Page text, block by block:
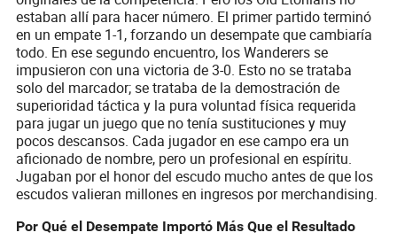
estaban allí para hacer número. El primer partido terminó
en un empate 1-1, forzando un desempate que cambiaría
todo. En ese segundo encuentro, los Wanderers se
impusieron con una victoria de 3-0. Esto no se trataba
solo del marcador; se trataba de la demostración de
superioridad táctica y la pura voluntad física requerida
para jugar un juego que no tenía sustituciones y muy
pocos descansos. Cada jugador en ese campo era un
aficionado de nombre, pero un profesional en espíritu.
Jugaban por el honor del escudo mucho antes de que los
escudos valieran millones en ingresos por merchandising.
Por Qué el Desempate Importó Más Que el Resultado